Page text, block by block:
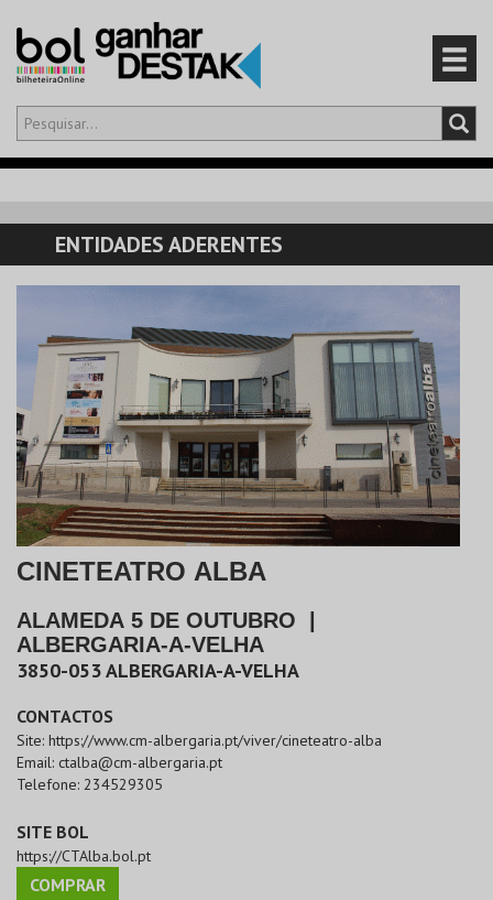
Olá,iniciar sessão
CARRINHO
EVENTOS
CARTÕES
PRODUTOS
ENTIDADES ADERENTES
CINETEATRO ALBA
ALAMEDA 5 DE OUTUBRO
ALBERGARIA-A-VELHA
3850-053ALBERGARIA-A-VELHA
CONTACTOS
Site: https://www.cm-albergaria.pt/viver/cineteatro-alba
Email: ctalba@cm-albergaria.pt
Telefone: 234529305
SITE BOL
https://CTAlba.bol.pt
COMPRAR